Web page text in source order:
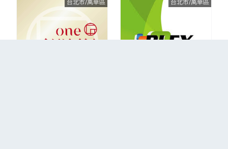
台北市/萬華區 台北市/萬華區